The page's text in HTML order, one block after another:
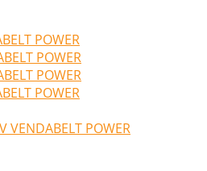
POWER
POWER
POWER
POWER
POWER